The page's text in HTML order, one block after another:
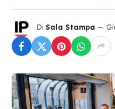
Di Sala Stampa